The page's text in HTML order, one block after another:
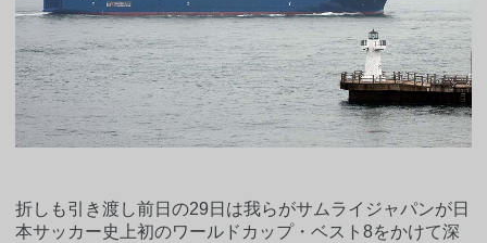
折しも引き渡し前日の29日は我らがサムライジャパンが日
本サッカー史上初のワールドカップ・ベスト8をかけて深